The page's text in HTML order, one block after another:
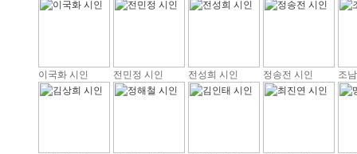
이국화 시인 전민정 시인 전성희 시인 정송전 시인 조